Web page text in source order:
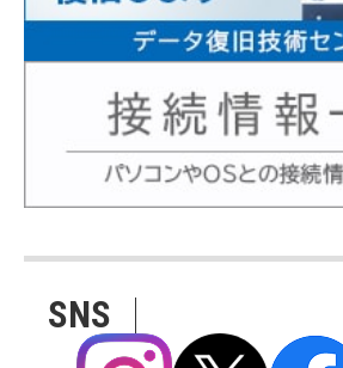
SNS